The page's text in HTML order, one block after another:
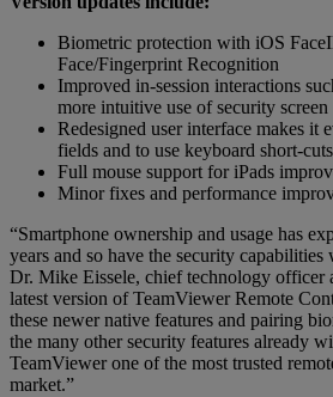
Biometric protection with iOS
Face/Fingerprint Recognition
Improved in-session interactions
more intuitive use of security screen
Redesigned user interface makes it
fields and to use keyboard short-
Full mouse support for iPads
Minor fixes and performance
“Smartphone ownership and usage has
years and so have the security capabilities
Dr. Mike Eissele, chief technology officer
latest version of TeamViewer Remote
these newer native features and pairing
the many other security features already
TeamViewer one of the most trusted
market.”